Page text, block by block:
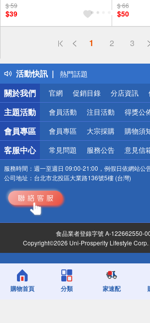
$ 59
$39
$ 66
$50
1 2 3
活動快訊
偏遠地區配送
得獎公告
熱門話題
銀行優惠
偏遠地區配送
詐騙網頁！請小心！
關於我們
官網 促銷目錄 分店資訊
主題活動 會員活動 注目活動 得獎公
會員專區 會員專區 大宗採購 購物須
客服中心 常見問題 服務公告 意見信
服務時間： 週一至週日 09:00-21:00，例假日依網站公
公司地址： 台北市北投區大業路136號5樓 (台灣)
食品業者登錄字號 A-122662550-
Copyright©2026 Uni-Prosperity Lifestyle
購物首頁 分類 家速配